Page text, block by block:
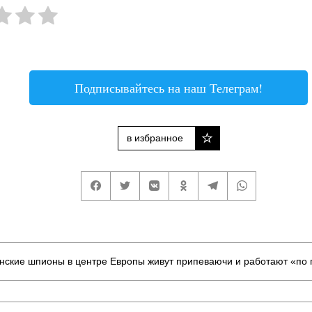
Подписывайтесь на наш Телеграм!
в избранное
шпионы в центре Европы живут припеваючи и работают «по